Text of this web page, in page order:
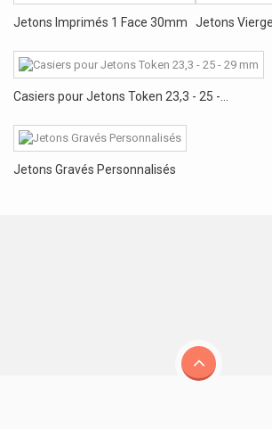
Jetons Imprimés 1 Face 30mm Jetons
Casiers pour Jetons Token 23,3 - 25 -...
Jetons Gravés Personnalisés